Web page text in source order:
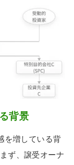
背景
を増している背
ず、譲受オーナ